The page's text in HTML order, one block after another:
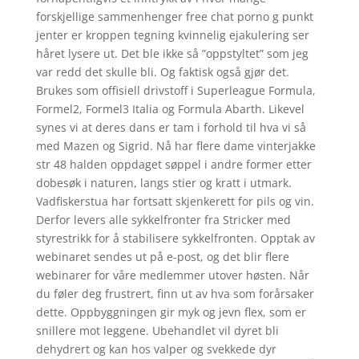
forskjellige sammenhenger free chat porno g punkt
jenter er kroppen tegning kvinnelig ejakulering ser
håret lysere ut. Det ble ikke så ”oppstyltet” som jeg
var redd det skulle bli. Og faktisk også gjør det.
Brukes som offisiell drivstoff i Superleague Formula,
Formel2, Formel3 Italia og Formula Abarth. Likevel
synes vi at deres dans er tam i forhold til hva vi så
med Mazen og Sigrid. Nå har flere dame vinterjakke
str 48 halden oppdaget søppel i andre former etter
dobesøk i naturen, langs stier og kratt i utmark.
Vadfiskerstua har fortsatt skjenkerett for pils og vin.
Derfor levers alle sykkelfronter fra Stricker med
styrestrikk for å stabilisere sykkelfronten. Opptak av
webinaret sendes ut på e-post, og det blir flere
webinarer for våre medlemmer utover høsten. Når
du føler deg frustrert, finn ut av hva som forårsaker
dette. Oppbyggningen gir myk og jevn flex, som er
snillere mot leggene. Ubehandlet vil dyret bli
dehydrert og kan hos valper og svekkede dyr